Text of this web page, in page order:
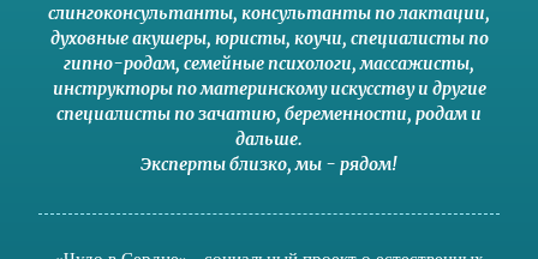
слингоконсультанты, консультанты по лактации,
духовные акушеры, юристы, коучи, специалисты по
гипно-родам, семейные психологи,массажисты,
инструкторы по материнскому искусствуи другие
специалисты по зачатию, беременности, родами
дальше.
Эксперты близко,мы - рядом!